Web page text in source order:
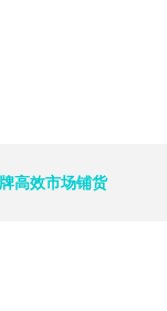
高效市场铺货